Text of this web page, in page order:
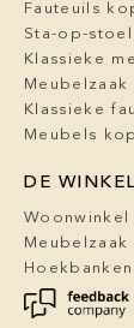
Fauteuils
Sta-op-
Klassieke
Meubelzaak
Klassieke
Meubels
DE WINKEL
Woonwinkel
Meubelzaak
Hoekbanken